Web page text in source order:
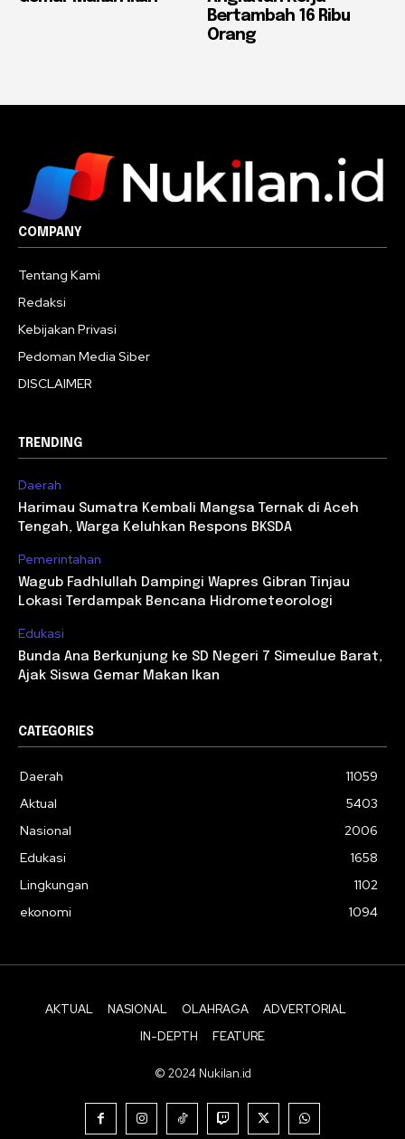
Bertambah 16 Ribu
Orang
COMPANY
Tentang Kami
Redaksi
Kebijakan Privasi
Pedoman Media Siber
DISCLAIMER
TRENDING
Daerah
Harimau Sumatra Kembali Mangsa Ternak di Aceh
Tengah, Warga Keluhkan Respons BKSDA
Pemerintahan
Wagub Fadhlullah Dampingi Wapres Gibran Tinjau
Lokasi Terdampak Bencana Hidrometeorologi
Edukasi
Bunda Ana Berkunjung ke SD Negeri 7 Simeulue Barat,
Ajak Siswa Gemar Makan Ikan
CATEGORIES
Daerah
11059
Aktual
5403
Nasional
2006
Edukasi
1658
Lingkungan
1102
ekonomi
1094
AKTUAL NASIONAL OLAHRAGA
ADVERTORIAL
IN-DEPTH
FEATURE
© 2024 Nukilan.id